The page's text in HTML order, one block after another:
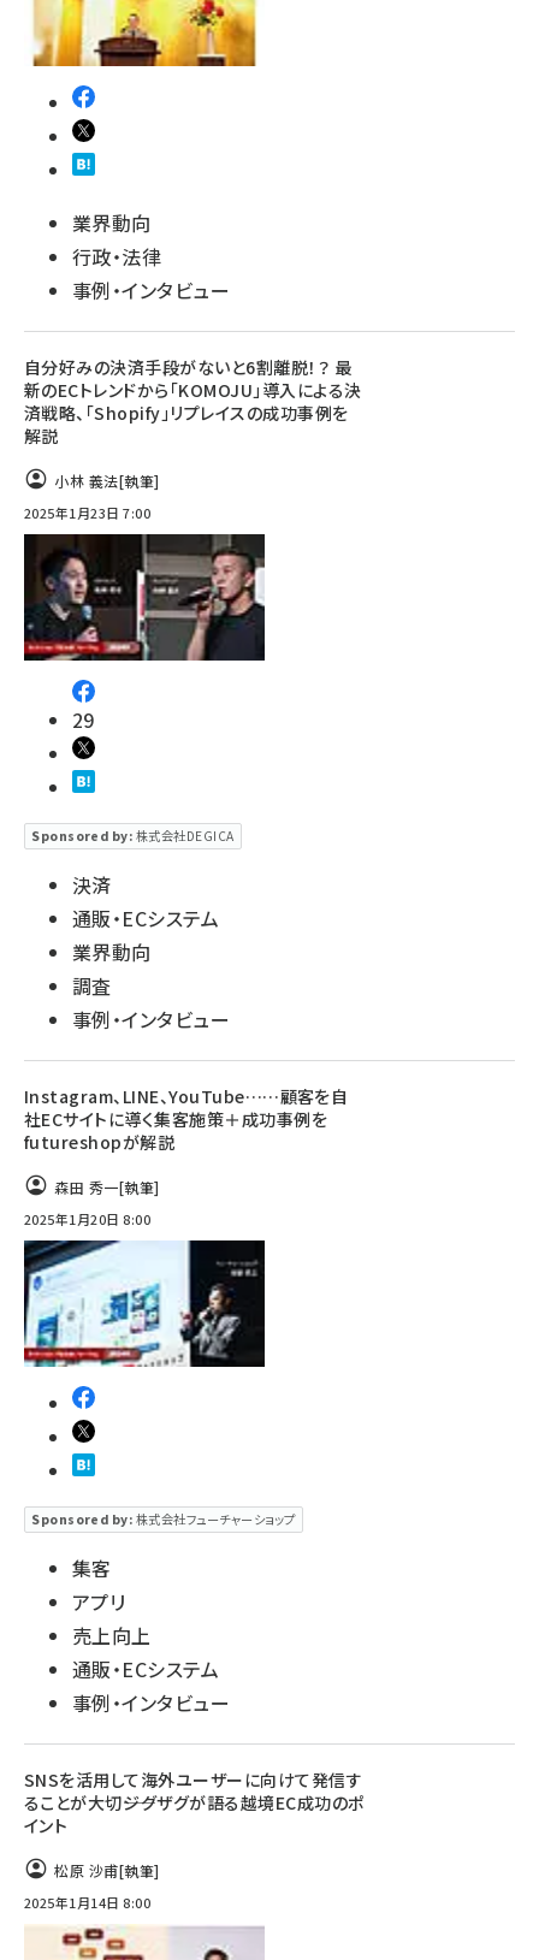
業界動向
行政・法律
事例・インタビュー
自分好みの決済手段がないと6割離脱！？ 最
新のECトレンドから「KOMOJU」導入による決
済戦略、「Shopify」リプレイスの成功事例を
解説
小林 義法[執筆]
2025年1月23日 7:00
29
Sponsored by: 株式会社DEGICA
決済
通販・ECシステム
業界動向
調査
事例・インタビュー
Instagram、LINE、YouTube……顧客を自
社ECサイトに導く集客施策＋成功事例を
futureshopが解説
森田 秀一[執筆]
2025年1月20日 8:00
Sponsored by: 株式会社フューチャーショップ
集客
アプリ
売上向上
通販・ECシステム
事例・インタビュー
SNSを活用して海外ユーザーに向けて発信す
ることが大切――ジグザグが語る越境EC成功のポ
イント
松原 沙甫[執筆]
2025年1月14日 8:00